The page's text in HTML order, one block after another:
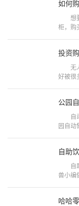
如何
想要
柜，购
投资
无人
好被很
公园
自动
园自动
自助
自助
兽小